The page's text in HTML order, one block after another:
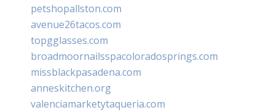
petshopallston.com
avenue26tacos.com
topgglasses.com
broadmoornailsspacoloradosprings.com
missblackpasadena.com
anneskitchen.org
valenciamarketytaqueria.com